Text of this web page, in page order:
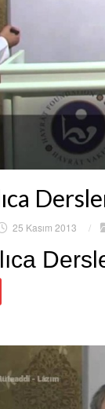
25 Kasım 2013 /